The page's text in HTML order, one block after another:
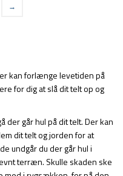
→
kan forlænge levetiden på
for dig at slå dit telt op og
der går hul på dit telt. Der kan
dit telt og jorden for at
undgår du der går hul i
terræn. Skulle skaden ske